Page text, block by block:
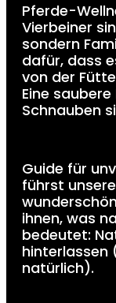
Pferde-
Vierbeiner
sondern
dafür, dass
von der
Eine
Schnauben
Guide für
führst
ihnen, was
bedeutet:
hinterlassen
natürlich).